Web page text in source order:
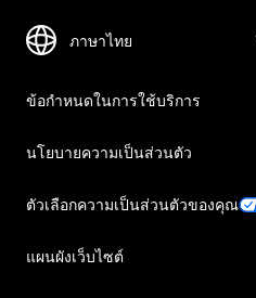
ข้อกำหนดในการใช้บริการ
นโยบายความเป็นส่วนตัว
ตัวเลือกความเป็นส่วนตัวของคุณ
แผนผังเว็บไซต์